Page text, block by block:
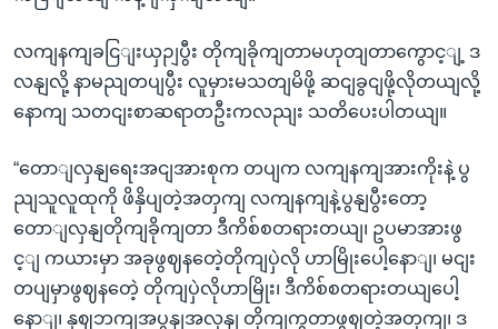
လကျနကျခငြျးယှဉျပွီး တိုကျခိုကျတာမဟုတျတာကွောင့ျ့ ဒ
လနျလို့ နာမညျတပျပွီး လူမှားမသတျမိဖို့ ဆငျခွငျဖို့လိုတယျလို့
နောကျ သတငျးစာဆရာတဦးကလညျး သတိပေးပါတယျ။
“တောျလှနျရေးအငျအားစုက တပျက လကျနကျအားကိုးနဲ့ ပွ
ညျသူလူထုကို ဖိနှိပျတဲ့အတှကျ လကျနကျနဲ့ပွနျပွီးတော့
တောျလှနျတိုကျခိုကျတာ ဒီကိစ်စတရားတယျ၊ ဥပမာအားဖွ
င့ျ ကယားမှာ အခုဖွဈနတေဲ့တိုကျပှဲလို ဟာမြိုးပေါ့နောျ၊ မငျး
တပျမှာဖွဈနတေဲ့ တိုကျပှဲလိုဟာမြိုး၊ ဒီကိစ်စတရားတယျပေါ့
နောျ၊ နှဈဘကျအပွနျအလှနျ တိုကျကွတာဖွဈတဲ့အတှကျ၊ ဒ